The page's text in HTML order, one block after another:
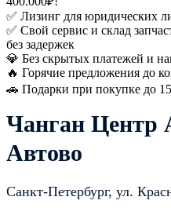
✅ Лизинг для юридических
✅ Свой сервис и склад
без задержек
💎 Без скрытых платежей и
🔥 Горячие предложения до
🚗 Подарки при покупке до
Чанган Центр
Автово
Санкт-Петербург, ул.